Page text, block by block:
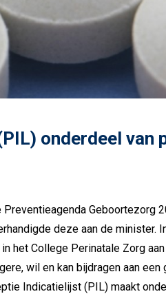
onderdeel van
Geboortezorg
deze aan de minister.
het College Perinatale Zorg
wil en kan bijdragen aan
Indicatielijst (PIL) maakt